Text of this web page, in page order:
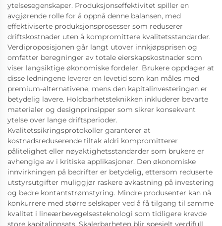
ytelsesegenskaper. Produksjonseffektivitet spiller en
avgjørende rolle for å oppnå denne balansen, med
effektiviserte produksjonsprosesser som reduserer
driftskostnader uten å kompromittere kvalitetsstandarder.
Verdiproposisjonen går langt utover innkjøpsprisen og
omfatter beregninger av totale eierskapskostnader som
viser langsiktige økonomiske fordeler. Brukere oppdager at
disse ledningene leverer en levetid som kan måles med
premium-alternativene, mens den kapitalinvesteringen er
betydelig lavere. Holdbarhetsteknikken inkluderer bevarte
materialer og designprinsipper som sikrer konsekvent
ytelse over lange driftsperioder.
Kvalitetssikringsprotokoller garanterer at
kostnadsreduserende tiltak aldri kompromitterer
pålitelighet eller nøyaktighetsstandarder som brukere er
avhengige av i kritiske applikasjoner. Den økonomiske
innvirkningen på bedrifter er betydelig, ettersom reduserte
utstyrsutgifter muliggjør raskere avkastning på investering
og bedre kontantstrømstyring. Mindre produsenter kan nå
konkurrere med større selskaper ved å få tilgang til samme
kvalitet i lineærbevegelsesteknologi som tidligere krevde
store kapitalinnsats. Skalerbarheten blir spesielt verdifull